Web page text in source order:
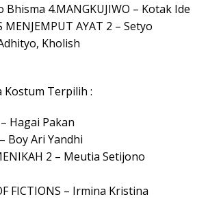
Bhisma 4.MANGKUJIWO – Kotak Ide
MENJEMPUT AYAT 2 – Setyo
Kholish
Kostum Terpilih :
– Hagai Pakan
Boy Ari Yandhi
2 – Meutia Setijono
FICTIONS – Irmina Kristina